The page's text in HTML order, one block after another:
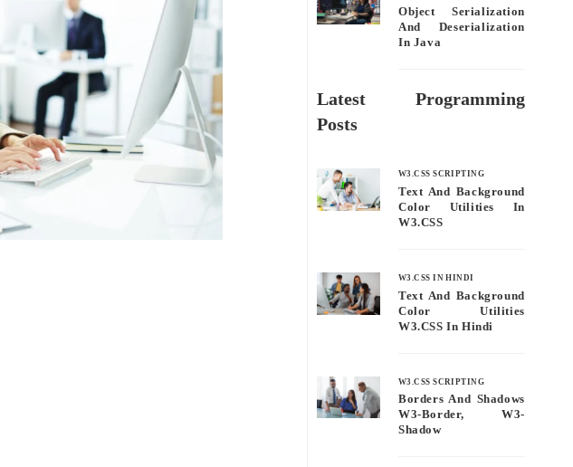
Object Serialization
And Deserialization
In Java
Latest Programming
Posts
W3.CSS SCRIPTING
Text And Background
Color Utilities In
W3.CSS
W3.CSS IN HINDI
Text And Background
Color Utilities
W3.CSS In Hindi
W3.CSS SCRIPTING
Borders And Shadows
W3-Border, W3-
Shadow